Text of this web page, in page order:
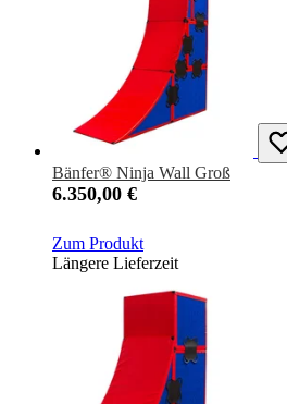
Bänfer® Ninja Wall Groß
6.350,00 €
Zum Produkt
Längere Lieferzeit